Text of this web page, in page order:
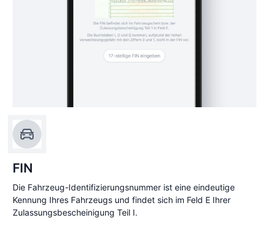
FIN
Die Fahrzeug-Identifizierungsnummer ist eine eindeutige
Kennung Ihres Fahrzeugs und findet sich im Feld E Ihrer
Zulassungsbescheinigung Teil I.